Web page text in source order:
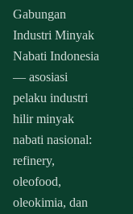
Gabungan
Industri Minyak
Nabati Indonesia
— asosiasi
pelaku industri
hilir minyak
nabati nasional:
refinery,
oleofood,
oleokimia, dan